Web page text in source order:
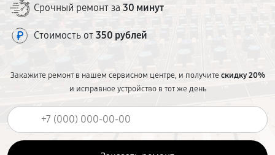
Срочный ремонт за 30 минут
Стоимость от 350 рублей
Закажите ремонт в нашем сервисном центре, и получитескидку 20%
и исправное устройство в тот же день